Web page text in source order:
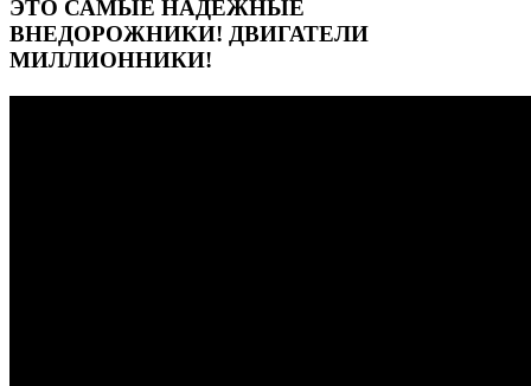
ЭТО САМЫЕ НАДЕЖНЫЕ
ВНЕДОРОЖНИКИ! ДВИГАТЕЛИ
МИЛЛИОННИКИ!